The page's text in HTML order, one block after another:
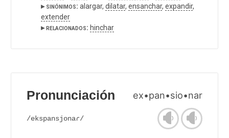
▸ sinónimos: alargar, dilatar, ensanchar, expandir,
extender
▸ relacionados: hinchar
Pronunciación ex•pan•sio•nar
/ekspansjonaɾ/